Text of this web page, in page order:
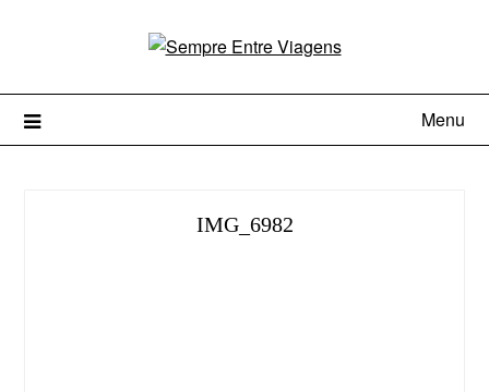
Menu
IMG_6982